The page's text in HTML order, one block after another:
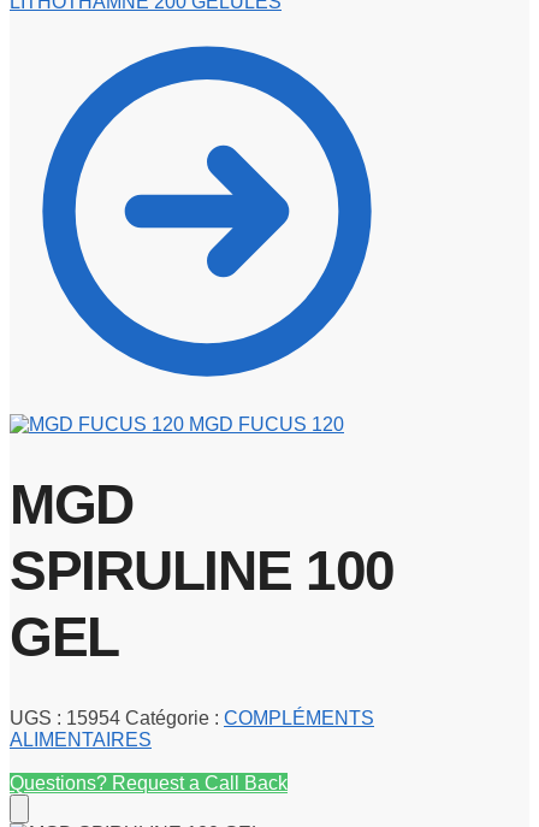
MGD FUCUS 120
MGD
SPIRULINE 100
GEL
UGS : 15954 Catégorie : COMPLÉMENTS
ALIMENTAIRES
Questions? Request a Call Back